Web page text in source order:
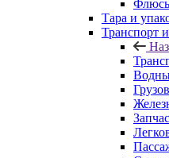
Тара и
Транспорт